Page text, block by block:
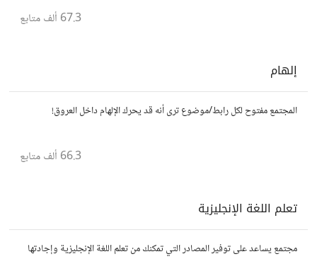
67.3 ألف متابع
إلهام
المجتمع مفتوح لكل رابط/موضوع ترى أنه قد يحرك الإلهام داخل العروق!
66.3 ألف متابع
تعلم اللغة الإنجليزية
مجتمع يساعد على توفير المصادر التي تمكنك من تعلم اللغة الإنجليزية وإجادتها